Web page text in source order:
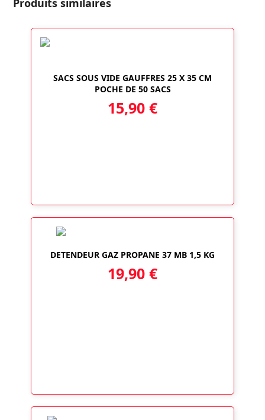
Produits similaires
SACS SOUS VIDE GAUFFRES 25 X 35 CM
POCHE DE 50 SACS
15,90 €
DETENDEUR GAZ PROPANE 37 MB 1,5 KG
19,90 €